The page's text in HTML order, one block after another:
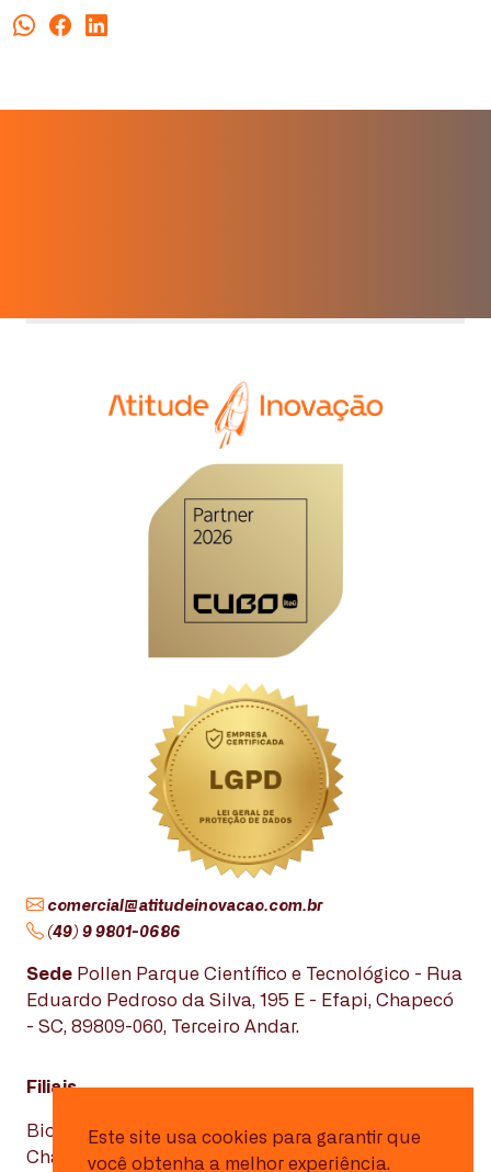
comercial@atitudeinovacao.com.br
(49) 9 9801-0686
Sede Pollen Parque Científico e Tecnológico - Rua
Eduardo Pedroso da Silva, 195 E - Efapi, Chapecó
- SC, 89809-060, Terceiro Andar.
Filiais
Biopark - Avenida Max Planck, 3797. Edifício
Charles Darwin, Toledo - PR, 85919-899.
Este site usa cookies para garantir que
você obtenha a melhor experiência.